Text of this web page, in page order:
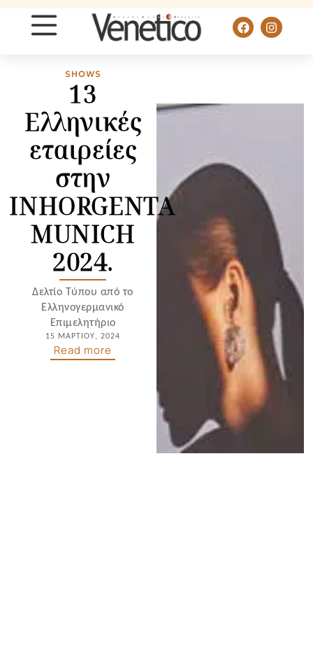
SHOWS
13
Eλληνικές
εταιρείες
στην
INHORGENTA
MUNICH
2024.
Δελτίο Τύπου από το
Ελληνογερμανικό
Επιμελητήριο
15 ΜΑΡΤΊΟΥ, 2024
Read more